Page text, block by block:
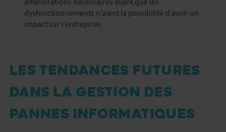
dysfonctionnements n’aient la possibilité d’avoir un
impact sur l’entreprise.
LES TENDANCES FUTURES
DANS LA GESTION DES
PANNES INFORMATIQUES